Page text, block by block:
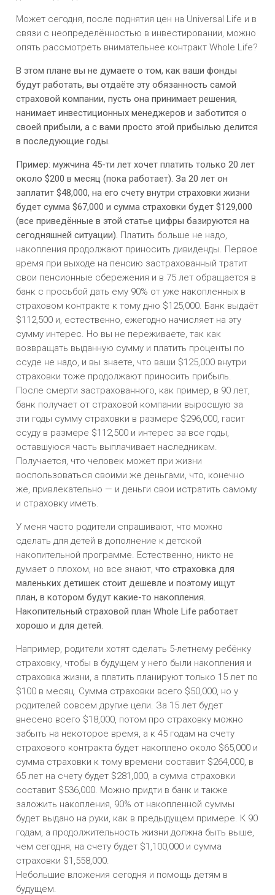
Может сегодня, после поднятия цен на Universal Life и в
связи с неопределённостью в инвестировании, можно
опять рассмотреть внимательнее контракт Whole Life?
В этом плане вы не думаете о том, как ваши фонды
будут работать, вы отдаёте эту обязанность самой
страховой компании, пусть она принимает решения,
нанимает инвестиционных менеджеров и заботится о
своей прибыли, а с вами просто этой прибылью делится
в последующие годы.
Пример: мужчина 45-ти лет хочет платить только 20 лет
около $200 в месяц (пока работает). За 20 лет он
заплатит $48,000, на его счету внутри страховки жизни
будет сумма $67,000 и сумма страховки будет $129,000
(все приведённые в этой статье цифры базируются на
сегодняшней ситуации). Платить больше не надо,
накопления продолжают приносить дивиденды. Первое
время при выходе на пенсию застрахованный тратит
свои пенсионные сбережения и в 75 лет обращается в
банк с просьбой дать ему 90% от уже накопленных в
страховом контракте к тому дню $125,000. Банк выдаёт
$112,500 и, естественно, ежегодно начисляет на эту
сумму интерес. Но вы не переживаете, так как
возвращать выданную сумму и платить проценты по
ссуде не надо, и вы знаете, что ваши $125,000 внутри
страховки тоже продолжают приносить прибыль.
После смерти застрахованного, как пример, в 90 лет,
банк получает от страховой компании выросшую за
эти годы сумму страховки в размере $296,000, гасит
ссуду в размере $112,500 и интерес за все годы,
оставшуюся часть выплачивает наследникам.
Получается, что человек может при жизни
воспользоваться своими же деньгами, что, конечно
же, привлекательно — и деньги свои истратить самому
и страховку иметь.
У меня часто родители спрашивают, что можно
сделать для детей в дополнение к детской
накопительной программе. Естественно, никто не
думает о плохом, но все знают,что страховка для
маленьких детишек стоит дешевле и поэтому ищут
план, в котором будут какие-то накопления.
Накопительный страховой план Whole Life работает
хорошо и для детей.
Например, родители хотят сделать 5-летнему ребёнку
страховку, чтобы в будущем у него были накопления и
страховка жизни, а платить планируют только 15 лет по
$100 в месяц. Сумма страховки всего $50,000, но у
родителей совсем другие цели. За 15 лет будет
внесено всего $18,000, потом про страховку можно
забыть на некоторое время, а к 45 годам на счету
страхового контракта будет накоплено около $65,000 и
сумма страховки к тому времени составит $264,000, в
65 лет на счету будет $281,000, а сумма страховки
составит $536,000. Можно придти в банк и также
заложить накопления, 90% от накопленной суммы
будет выдано на руки, как в предыдущем примере. К 90
годам, а продолжительность жизни должна быть выше,
чем сегодня, на счету будет $1,100,000 и сумма
страховки $1,558,000.
Небольшие вложения сегодня и помощь детям в
будущем.